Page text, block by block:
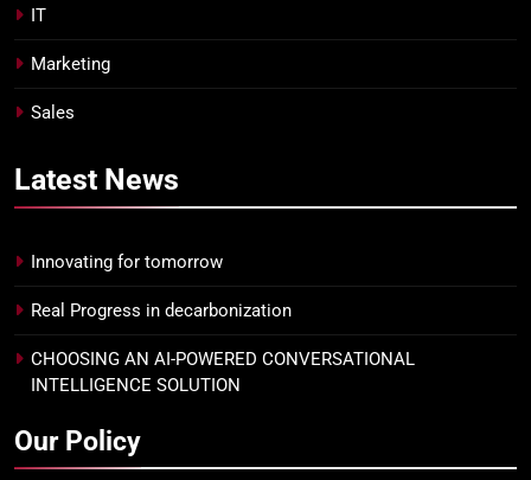
IT
Marketing
Sales
Latest News
Innovating for tomorrow
Real Progress in decarbonization
CHOOSING AN AI-POWERED CONVERSATIONAL
INTELLIGENCE SOLUTION
Our Policy